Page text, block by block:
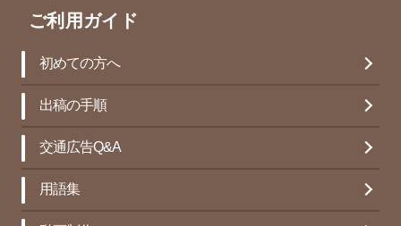
ご利用ガイド
初めての方へ
出稿の手順
交通広告Q&A
用語集